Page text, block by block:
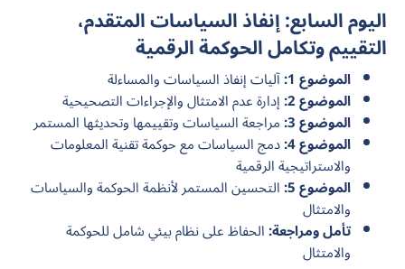
اليوم السابع: إنفاذ السياسات المتقدم،
التقييم وتكامل الحوكمة الرقمية
الموضوع 1: آليات إنفاذ السياسات والمساءلة
الموضوع 2: إدارة عدم الامتثال والإجراءات التصحيحية
الموضوع 3: مراجعة السياسات وتقييمها وتحديثها المستمر
الموضوع 4: دمج السياسات مع حوكمة تقنية المعلومات
والاستراتيجية الرقمية
الموضوع 5: التحسين المستمر لأنظمة الحوكمة والسياسات
والامتثال
تأمل ومراجعة:الحفاظ على نظام بيئي شامل للحوكمة
والامتثال